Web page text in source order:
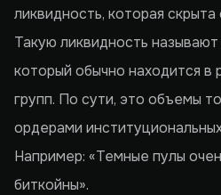
ликвидность, которая
Такую ликвидность
который обычно находится в
групп. По сути, это объемы
ордерами
Например: «Темные пулы
биткойны».